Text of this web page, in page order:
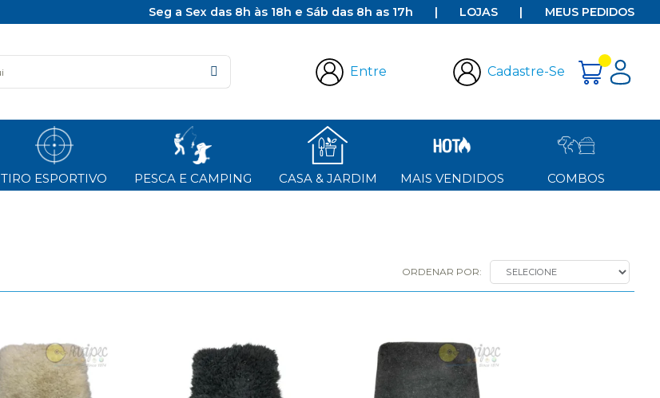
Seg a Sex das 8h às 18h e Sáb das 8h as 17h | LOJAS | MEUS PEDIDOS
Entre Cadastre-Se
TIRO ESPORTIVO PESCA E CAMPING CASA & JARDIM MAIS VENDIDOS COMBOS
ORDENAR POR: SELECIONE